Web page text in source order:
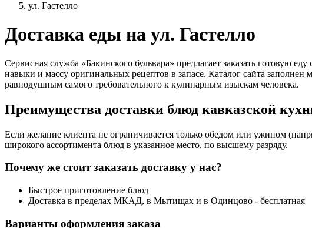
ул. Гастелло
Доставка еды на ул. Гастелло
Сервисная служба «Бакинского бульвара» предлагает заказать
навыки и массу оригинальных рецептов в запасе. Каталог сайта
равнодушным самого требовательного к кулинарным изыскам человека.
Преимущества доставки блюд кавказской
Если желание клиента не ограничивается только обедом или ужином
широкого ассортимента блюд в указанное место, по высшему разряду.
Почему же стоит заказать доставку у нас?
Быстрое приготовление блюд
Доставка в пределах МКАД, в Мытищах и в Одинцово - бесплатная
Варианты оформления заказа